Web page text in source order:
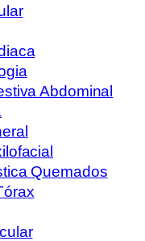
Abdominal
Quemados